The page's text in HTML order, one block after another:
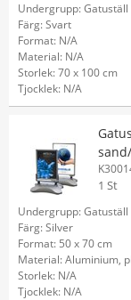
Undergrupp: Gatuställ
Färg: Svart
Format: N/A
Material: N/A
Storlek: 70 x 100 cm
Tjocklek: N/A
1 St
Undergrupp: Gatuställ
Färg: Silver
Format: 50 x 70 cm
Material: Aluminium,
Storlek: N/A
Tjocklek: N/A